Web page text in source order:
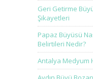
Geri Getirme
Şikayetleri
Papaz Büyüsü
Belirtileri Nedir?
Antalya Medyum